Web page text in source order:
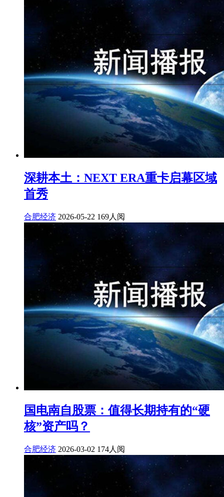
深耕本土：NEXT ERA重卡启幕区域
首秀
合肥经济 2026-05-22 169人阅
国电南自股票：值得长期持有的“硬
核”资产吗？
合肥经济 2026-03-02 174人阅